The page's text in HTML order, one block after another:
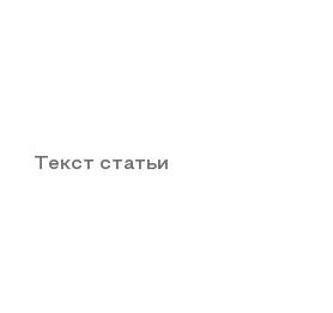
Текст статьи